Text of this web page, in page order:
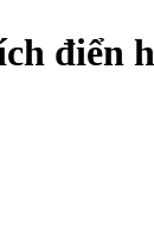
điển